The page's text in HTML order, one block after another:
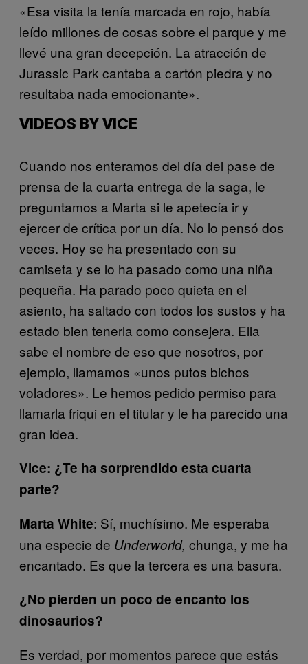
«Esa visita la tenía marcada en rojo, había
leído millones de cosas sobre el parque y me
llevé una gran decepción. La atracción de
Jurassic Park cantaba a cartón piedra y no
resultaba nada emocionante».
VIDEOS BY VICE
Cuando nos enteramos del día del pase de
prensa de la cuarta entrega de la saga, le
preguntamos a Marta si le apetecía ir y
ejercer de crítica por un día. No lo pensó dos
veces. Hoy se ha presentado con su
camiseta y se lo ha pasado como una niña
pequeña. Ha parado poco quieta en el
asiento, ha saltado con todos los sustos y ha
estado bien tenerla como consejera. Ella
sabe el nombre de eso que nosotros, por
ejemplo, llamamos «unos putos bichos
voladores». Le hemos pedido permiso para
llamarla friqui en el titular y le ha parecido una
gran idea.
Vice: ¿Te ha sorprendido esta cuarta
parte?
Marta White: Sí, muchísimo. Me esperaba
una especie de Underworld, chunga, y me ha
encantado. Es que la tercera es una basura.
¿No pierden un poco de encanto los
dinosaurios?
Es verdad, por momentos parece que estás